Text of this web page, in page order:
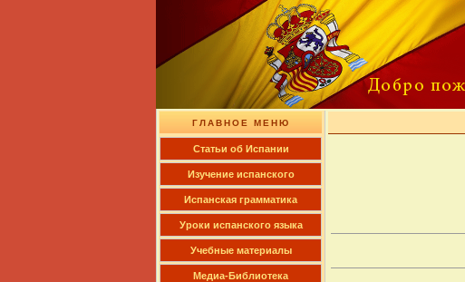
ГЛАВНОЕ МЕНЮ
Cтатьи об Испании
Изучение испанского
Испанская грамматика
Уроки испанского языка
Учебные материалы
Медиа-Библиотека